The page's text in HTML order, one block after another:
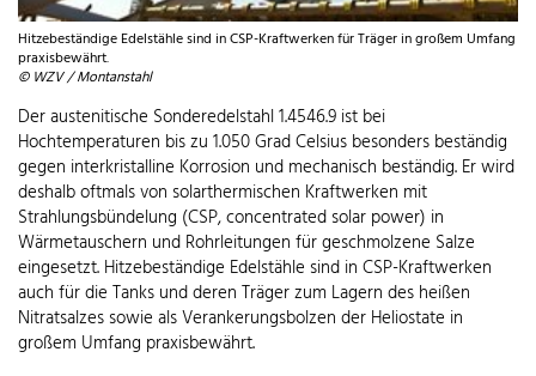
Hitzebeständige Edelstähle sind in CSP-Kraftwerken für Träger in großem Umfang
praxisbewährt.
© WZV / Montanstahl
Der austenitische Sonderedelstahl 1.4546.9 ist bei
Hochtemperaturen bis zu 1.050 Grad Celsius besonders beständig
gegen interkristalline Korrosion und mechanisch beständig. Er wird
deshalb oftmals von solarthermischen Kraftwerken mit
Strahlungsbündelung (CSP, concentrated solar power) in
Wärmetauschern und Rohrleitungen für geschmolzene Salze
eingesetzt. Hitzebeständige Edelstähle sind in CSP-Kraftwerken
auch für die Tanks und deren Träger zum Lagern des heißen
Nitratsalzes sowie als Verankerungsbolzen der Heliostate in
großem Umfang praxisbewährt.